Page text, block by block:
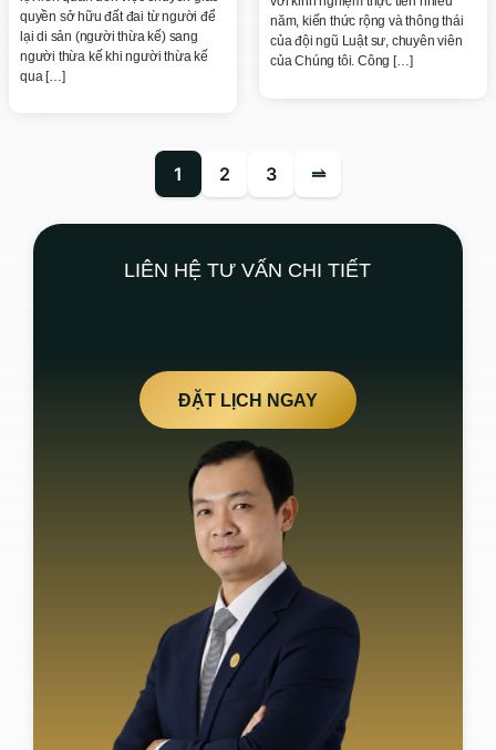
quyền sở hữu đất đai từ người để
lại di sản (người thừa kế) sang
người thừa kế khi người thừa kế
qua […]
năm, kiến thức rộng và thông thái
của đội ngũ Luật sư, chuyên viên
của Chúng tôi. Công […]
1 2 3 ⥬
LIÊN HỆ TƯ VẤN CHI TIẾT
ĐẶT LỊCH NGAY